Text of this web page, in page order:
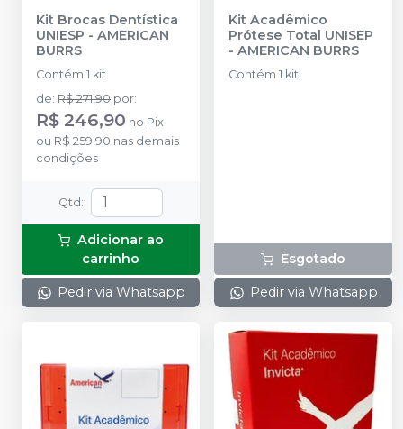
Kit Brocas Dentística
UNIESP - AMERICAN
BURRS
Contém 1 kit.
de: R$ 271,90 por:
R$ 246,90 no Pix
ou R$ 259,90 nas demais
condições
Qtd :
Adicionar ao
carrinho
Pedir via Whatsapp
Kit Acadêmico
Prótese Total UNISEP
- AMERICAN BURRS
Contém 1 kit.
Esgotado
Pedir via Whatsapp